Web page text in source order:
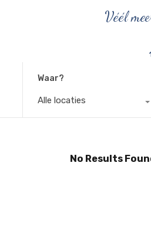
Véél
Waar?
Alle locaties
No Results